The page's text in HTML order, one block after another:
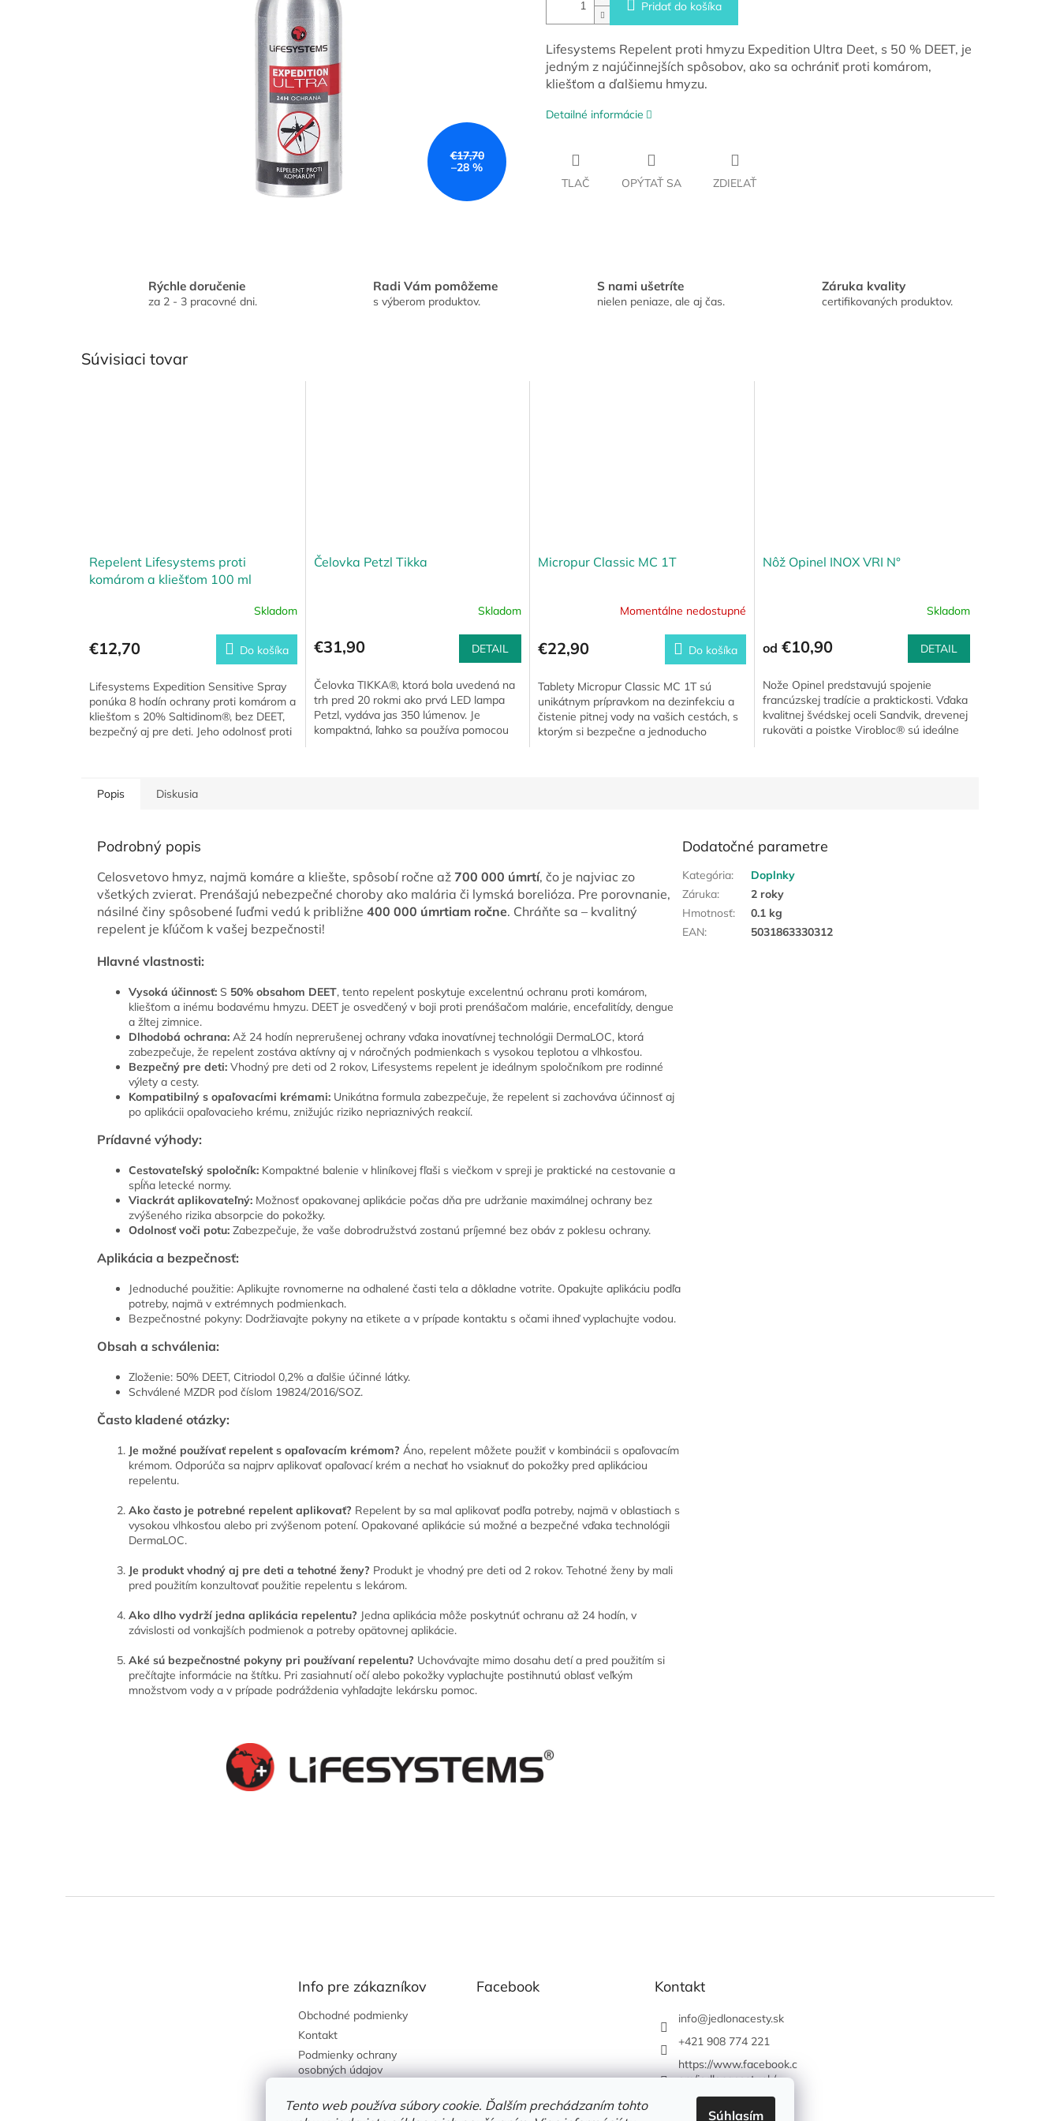
Tento web používa súbory cookie. Ďalším prechádzaním tohto
Súhlasím
€17,70
–28 %
Pridať do košíka
Lifesystems Repelent proti hmyzu Expedition Ultra Deet, s 50 % DEET, je
jedným z najúčinnejších spôsobov, ako sa ochrániť proti komárom,
kliešťom a ďalšiemu hmyzu.
Detailné informácie
TLAČ OPÝTAŤ SA ZDIEĽAŤ
Rýchle doručenie
za 2 - 3 pracovné dni.
Radi Vám pomôžeme
s výberom produktov.
S nami ušetríte
nielen peniaze, ale aj čas.
Záruka kvality
certifikovaných produktov.
Súvisiaci tovar
Repelent Lifesystems proti
komárom a kliešťom 100 ml
Skladom
€12,70 Do košíka
Lifesystems Expedition Sensitive Spray
ponúka 8 hodín ochrany proti komárom a
kliešťom s 20% Saltidinom®, bez DEET,
bezpečný aj pre deti. Jeho odolnosť proti
Čelovka Petzl Tikka
Skladom
€31,90 DETAIL
Čelovka TIKKA®, ktorá bola uvedená na
trh pred 20 rokmi ako prvá LED lampa
Petzl, vydáva jas 350 lúmenov. Je
kompaktná, ľahko sa používa pomocou
Micropur Classic MC 1T
Momentálne nedostupné
€22,90 Do košíka
Tablety Micropur Classic MC 1T sú
unikátnym prípravkom na dezinfekciu a
čistenie pitnej vody na vašich cestách, s
ktorým si bezpečne a jednoducho
Nôž Opinel INOX VRI N°
Skladom
od €10,90 DETAIL
Nože Opinel predstavujú spojenie
francúzskej tradície a praktickosti. Vďaka
kvalitnej švédskej oceli Sandvik, drevenej
rukoväti a poistke Virobloc® sú ideálne
Popis Diskusia
Podrobný popis
Celosvetovo hmyz, najmä komáre a kliešte, spôsobí ročne až 700 000 úmrtí, čo je najviac zo
všetkých zvierat. Prenášajú nebezpečné choroby ako malária či lymská borelióza. Pre porovnanie,
násilné činy spôsobené ľuďmi vedú k približne 400 000 úmrtiam ročne. Chráňte sa – kvalitný
repelent je kľúčom k vašej bezpečnosti!
Hlavné vlastnosti:
Vysoká účinnosť: S 50% obsahom DEET, tento repelent poskytuje excelentnú ochranu proti komárom,
kliešťom a inému bodavému hmyzu. DEET je osvedčený v boji proti prenášačom malárie, encefalitídy, dengue
a žltej zimnice.
Dlhodobá ochrana: Až 24 hodín neprerušenej ochrany vďaka inovatívnej technológii DermaLOC, ktorá
zabezpečuje, že repelent zostáva aktívny aj v náročných podmienkach s vysokou teplotou a vlhkosťou.
Bezpečný pre deti: Vhodný pre deti od 2 rokov, Lifesystems repelent je ideálnym spoločníkom pre rodinné
výlety a cesty.
Kompatibilný s opaľovacími krémami: Unikátna formula zabezpečuje, že repelent si zachováva účinnosť aj
po aplikácii opaľovacieho krému, znižujúc riziko nepriaznivých reakcií.
Prídavné výhody:
Cestovateľský spoločník: Kompaktné balenie v hliníkovej fľaši s viečkom v spreji je praktické na cestovanie a
spĺňa letecké normy.
Viackrát aplikovateľný: Možnosť opakovanej aplikácie počas dňa pre udržanie maximálnej ochrany bez
zvýšeného rizika absorpcie do pokožky.
Odolnosť voči potu: Zabezpečuje, že vaše dobrodružstvá zostanú príjemné bez obáv z poklesu ochrany.
Aplikácia a bezpečnosť:
Jednoduché použitie: Aplikujte rovnomerne na odhalené časti tela a dôkladne votrite. Opakujte aplikáciu podľa
potreby, najmä v extrémnych podmienkach.
Bezpečnostné pokyny: Dodržiavajte pokyny na etikete a v prípade kontaktu s očami ihneď vyplachujte vodou.
Obsah a schválenia:
Zloženie: 50% DEET, Citriodol 0,2% a ďalšie účinné látky.
Schválené MZDR pod číslom 19824/2016/SOZ.
Často kladené otázky:
Je možné používať repelent s opaľovacím krémom? Áno, repelent môžete použiť v kombinácii s opaľovacím
krémom. Odporúča sa najprv aplikovať opaľovací krém a nechať ho vsiaknuť do pokožky pred aplikáciou
repelentu.
Ako často je potrebné repelent aplikovať? Repelent by sa mal aplikovať podľa potreby, najmä v oblastiach s
vysokou vlhkosťou alebo pri zvýšenom potení. Opakované aplikácie sú možné a bezpečné vďaka technológii
DermaLOC.
Je produkt vhodný aj pre deti a tehotné ženy? Produkt je vhodný pre deti od 2 rokov. Tehotné ženy by mali
pred použitím konzultovať použitie repelentu s lekárom.
Ako dlho vydrží jedna aplikácia repelentu? Jedna aplikácia môže poskytnúť ochranu až 24 hodín, v
závislosti od vonkajších podmienok a potreby opätovnej aplikácie.
Aké sú bezpečnostné pokyny pri používaní repelentu? Uchovávajte mimo dosahu detí a pred použitím si
prečítajte informácie na štítku. Pri zasiahnutí očí alebo pokožky vyplachujte postihnutú oblasť veľkým
množstvom vody a v prípade podráždenia vyhľadajte lekársku pomoc.
Dodatočné parametre
Kategória:
Doplnky
Záruka:
2 roky
Hmotnosť:
0.1 kg
EAN: 5031863330312
Info pre zákazníkov
Obchodné podmienky
Kontakt
Podmienky ochrany
osobných údajov
Požičovňa
Facebook Kontakt
info@jedlonacesty.sk
+421 908 774 221
https://www.facebook.c
om/jedlonacesty.sk/